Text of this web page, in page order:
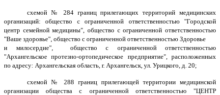
схемой № 284 границ прилегающих территорий медицинских
организаций: общество с ограниченной ответственностью "Городской
центр семейной медицины", общество с ограниченной ответственностью
"Ваше здоровье", общество с ограниченной ответственностью Здоровье
и милосердие", общество с ограниченной ответственностью
"Архангельское протезно-ортопедическое предприятие", расположенных
по адресу: Архангельская область, г. Архангельск, ул. Урицкого, д. 20;
схемой № 288 границ прилегающей территории медицинской
организации общества с ограниченной ответственностью "ЦЕНТР